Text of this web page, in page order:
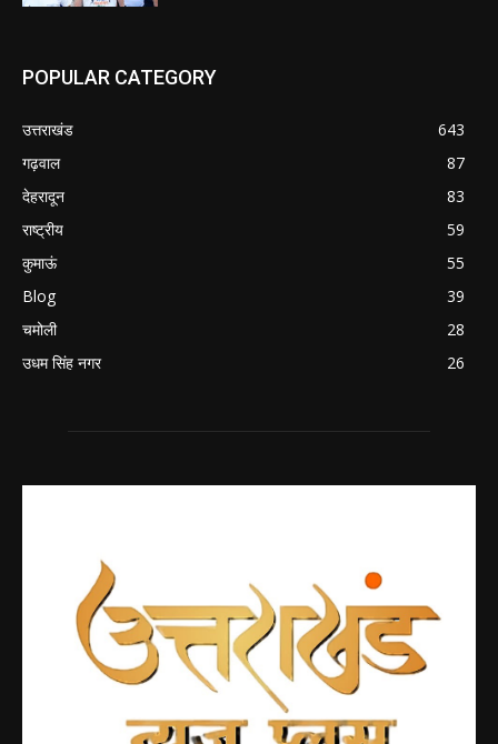
POPULAR CATEGORY
उत्तराखंड
643
गढ़वाल
87
देहरादून
83
राष्ट्रीय
59
कुमाऊं
55
Blog
39
चमोली
28
उधम सिंह नगर
26